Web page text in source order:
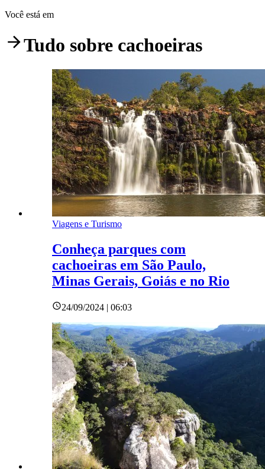
Você está em
Tudo sobre cachoeiras
Viagens e Turismo
Conheça parques com
cachoeiras em São Paulo,
Minas Gerais, Goiás e no Rio
24/09/2024 | 06:03